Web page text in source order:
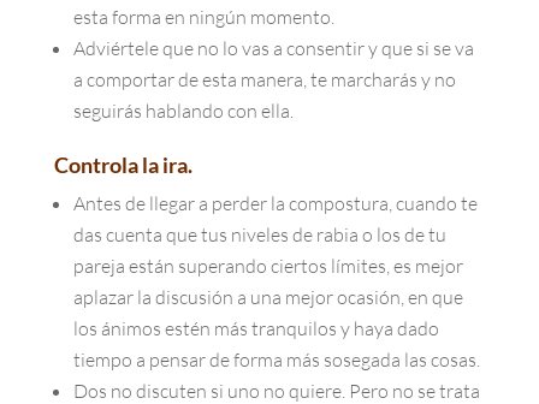
esta forma en ningún momento.
Adviértele que no lo vas a consentir y que si se va
a comportar de esta manera, te marcharás y no
seguirás hablando con ella.
Controla la ira.
Antes de llegar a perder la compostura, cuando te
das cuenta que tus niveles de rabia o los de tu
pareja están superando ciertos límites, es mejor
aplazar la discusión a una mejor ocasión, en que
los ánimos estén más tranquilos y haya dado
tiempo a pensar de forma más sosegada las cosas.
Dos no discuten si uno no quiere. Pero no se trata